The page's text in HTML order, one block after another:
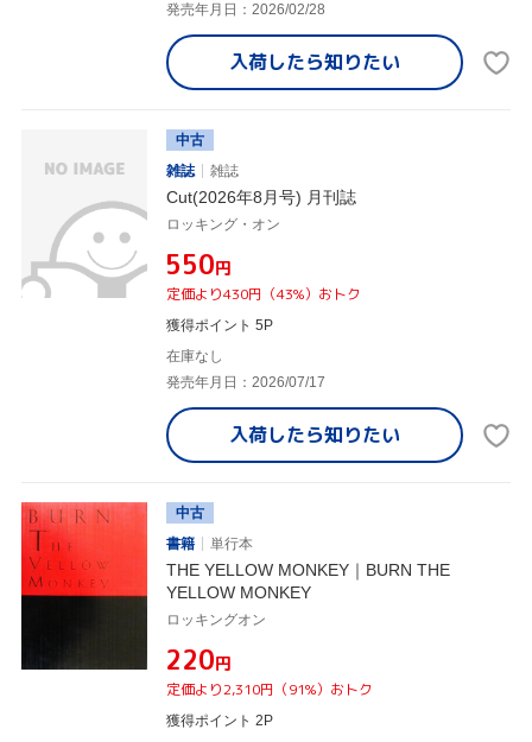
発売年月日：2026/02/28
入荷したら知りたい
中古
雑誌
雑誌
Cut(2026年8月号) 月刊誌
ロッキング・オン
¥550円
定価より430円（43%）おトク
獲得ポイント 5P
在庫なし
発売年月日：2026/07/17
入荷したら知りたい
中古
書籍
単行本
THE YELLOW MONKEY｜BURN THE
YELLOW MONKEY
ロッキングオン
¥220円
定価より2,310円（91%）おトク
獲得ポイント 2P